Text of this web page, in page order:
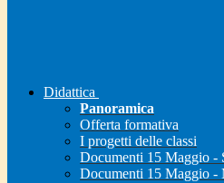
Didattica
Panoramica
Offerta formativa
I progetti delle classi
Documenti 15 Maggio -
Documenti 15 Maggio -